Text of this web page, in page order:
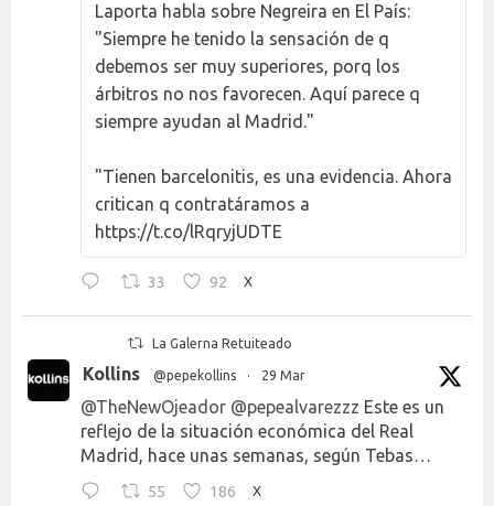
Laporta habla sobre Negreira en El País:
"Siempre he tenido la sensación de q
debemos ser muy superiores, porq los
árbitros no nos favorecen. Aquí parece q
siempre ayudan al Madrid."
"Tienen barcelonitis, es una evidencia. Ahora
critican q contratáramos a
https://t.co/lRqryjUDTE
33 92 X
La Galerna Retuiteado
Kollins @pepekollins · 29 Mar
@TheNewOjeador @pepealvarezzz Este es un
reflejo de la situación económica del Real
Madrid, hace unas semanas, según Tebas…
55 186 X